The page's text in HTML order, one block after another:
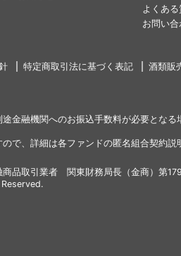
よくある
お問い合
特定商取引法に基づく表記 酒類販
金融機関へのお振込手数料が必要とな
で、詳細は各ファンドの匿名組合契約説
品取引業者 関東財務局長（金商）第